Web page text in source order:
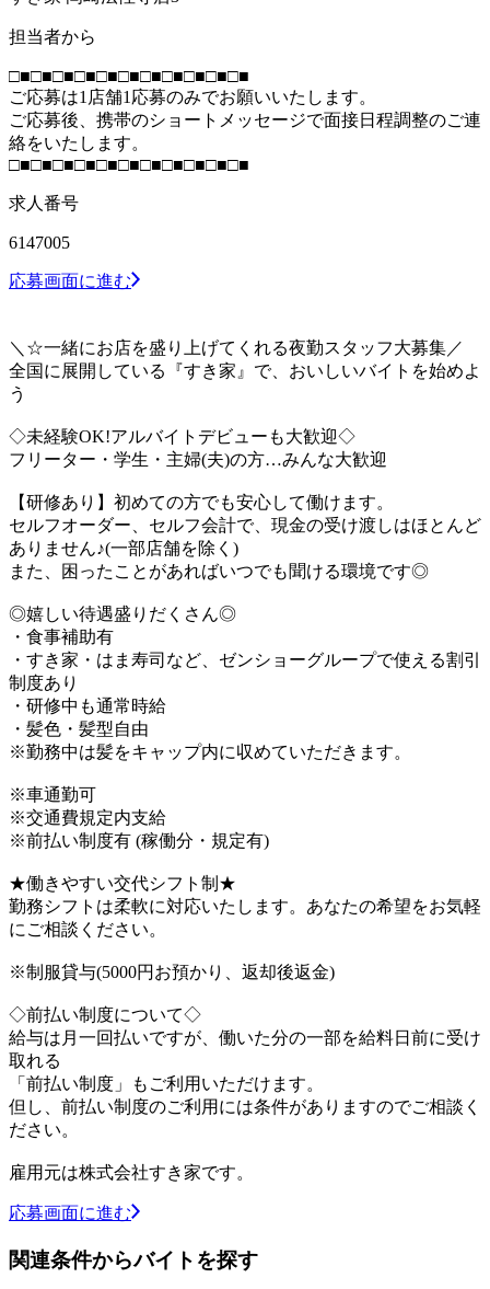
担当者から
□■□■□■□■□■□■□■□■□■□■□■
ご応募は1店舗1応募のみでお願いいたします。
ご応募後、携帯のショートメッセージで面接日程調整のご連
絡をいたします。
□■□■□■□■□■□■□■□■□■□■□■
求人番号
6147005
応募画面に進む
＼☆一緒にお店を盛り上げてくれる夜勤スタッフ大募集／
全国に展開している『すき家』で、おいしいバイトを始めよ
う
◇未経験OK!アルバイトデビューも大歓迎◇
フリーター・学生・主婦(夫)の方…みんな大歓迎
【研修あり】初めての方でも安心して働けます。
セルフオーダー、セルフ会計で、現金の受け渡しはほとんど
ありません♪(一部店舗を除く)
また、困ったことがあればいつでも聞ける環境です◎
◎嬉しい待遇盛りだくさん◎
・食事補助有
・すき家・はま寿司など、ゼンショーグループで使える割引
制度あり
・研修中も通常時給
・髪色・髪型自由
※勤務中は髪をキャップ内に収めていただきます。
※車通勤可
※交通費規定内支給
※前払い制度有 (稼働分・規定有)
★働きやすい交代シフト制★
勤務シフトは柔軟に対応いたします。あなたの希望をお気軽
にご相談ください。
※制服貸与(5000円お預かり、返却後返金)
◇前払い制度について◇
給与は月一回払いですが、働いた分の一部を給料日前に受け
取れる
「前払い制度」もご利用いただけます。
但し、前払い制度のご利用には条件がありますのでご相談く
ださい。
雇用元は株式会社すき家です。
応募画面に進む
関連条件からバイトを探す